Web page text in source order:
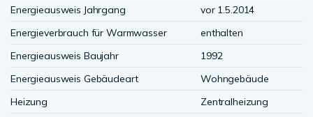
Energieausweis Jahrgang
vor 1.5.2014
Energieverbrauch für Warmwasser
enthalten
Energieausweis Baujahr
1992
Energieausweis Gebäudeart
Wohngebäude
Heizung
Zentralheizung